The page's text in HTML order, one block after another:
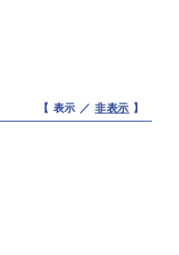
【 表示 ／ 非表示 】